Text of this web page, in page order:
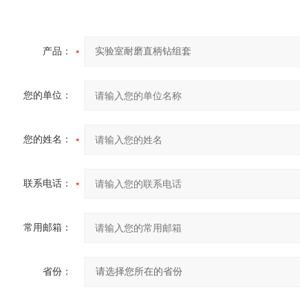
产品：
您的单位：
您的姓名：
联系电话：
常用邮箱：
省份：